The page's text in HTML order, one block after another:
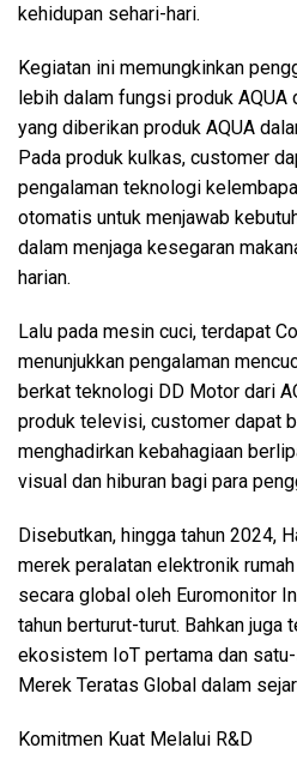
kehidupan sehari-hari.
Kegiatan ini memungkinkan
lebih dalam fungsi produk AQUA
yang diberikan produk AQUA
Pada produk kulkas, customer
pengalaman teknologi
otomatis untuk menjawab
dalam menjaga kesegaran
harian.
Lalu pada mesin cuci, terdapat
menunjukkan pengalaman
berkat teknologi DD Motor dari
produk televisi, customer dapat
menghadirkan kebahagiaan
visual dan hiburan bagi para
Disebutkan, hingga tahun 2024,
merek peralatan elektronik
secara global oleh Euromonitor
tahun berturut-turut. Bahkan juga
ekosistem IoT pertama dan
Merek Teratas Global dalam
Komitmen Kuat Melalui R&D